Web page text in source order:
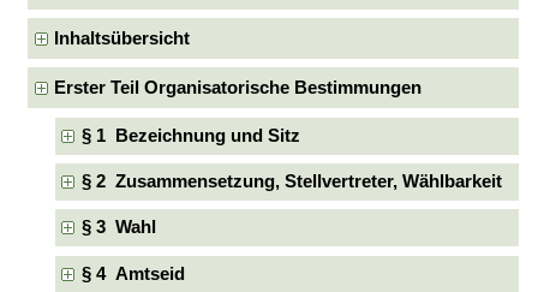
Inhaltsübersicht
Erster Teil Organisatorische Bestimmungen
§ 1 Bezeichnung und Sitz
§ 2 Zusammensetzung, Stellvertreter, Wählbarkeit
§ 3 Wahl
§ 4 Amtseid